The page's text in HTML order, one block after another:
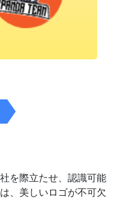
を際立たせ、認識可能
、美しいロゴが不可欠